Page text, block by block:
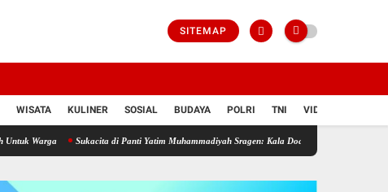
SITEMAP
WISATA KULINER SOSIAL BUDAYA POLRI TNI VIDIO
Sukacita di Panti Yatim Muhammadiyah Sragen: Kala Doa dan Kepedulian Mengalir di Hari